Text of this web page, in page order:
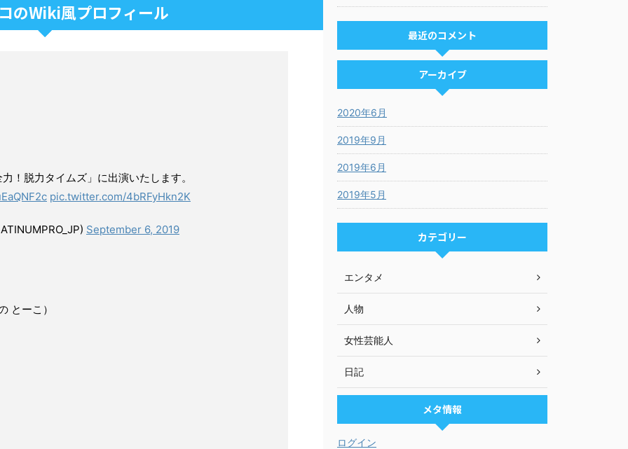
のWiki風プロフィール
！脱力タイムズ」に出演いたします。
pic.twitter.com/4bRFyHkn2K
September 6, 2019
とーこ）
最近のコメント
アーカイブ
2020年6月
2019年9月
2019年6月
2019年5月
カテゴリー
エンタメ
人物
女性芸能人
日記
メタ情報
ログイン